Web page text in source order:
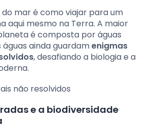
mar é como viajar para um
aqui mesmo na Terra. A maior
é composta por águas
águas ainda guardamenigmas
, desafiando a biologia e a
e a biodiversidade